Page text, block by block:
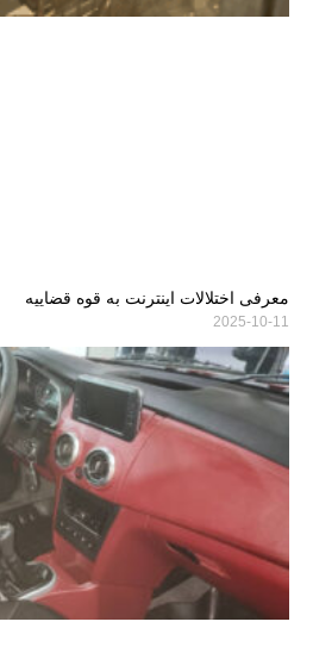
معرفی اختلالات اینترنت به قوه قضاییه
2025-10-11